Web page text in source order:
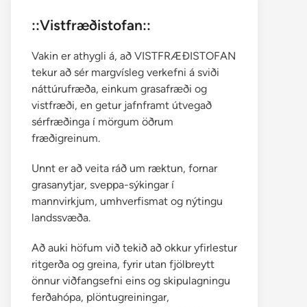
::Vistfræðistofan::
Vakin er athygli á, að VISTFRÆÐISTOFAN
tekur að sér margvísleg verkefni á sviði
náttúrufræða, einkum grasafræði og
vistfræði, en getur jafnframt útvegað
sérfræðinga í mörgum öðrum
fræðigreinum.
Unnt er að veita ráð um ræktun, fornar
grasanytjar, sveppa-sýkingar í
mannvirkjum, umhverfismat og nýtingu
landssvæða.
Að auki höfum við tekið að okkur yfirlestur
ritgerða og greina, fyrir utan fjölbreytt
önnur viðfangsefni eins og skipulagningu
ferðahópa, plöntugreiningar,